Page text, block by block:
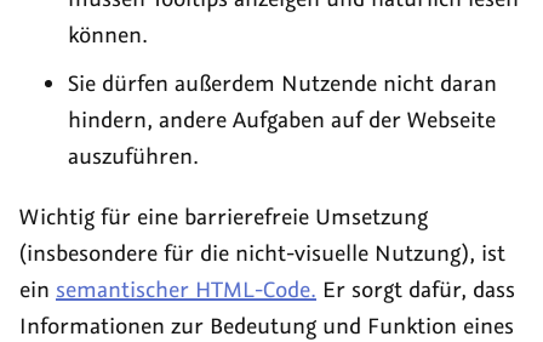
können.
Sie dürfen außerdem Nutzende nicht daran
hindern, andere Aufgaben auf der Webseite
auszuführen.
Wichtig für eine barrierefreie Umsetzung
(insbesondere für die nicht-visuelle Nutzung), ist
ein semantischer HTML-Code. Er sorgt dafür, dass
Informationen zur Bedeutung und Funktion eines